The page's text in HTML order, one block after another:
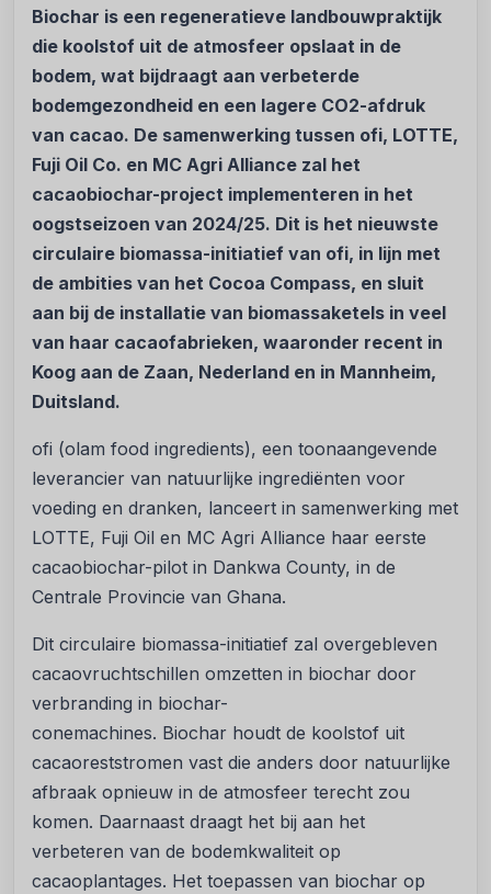
Biochar is een regeneratieve landbouwpraktijk
die koolstof uit de atmosfeer opslaat in de
bodem, wat bijdraagt aan verbeterde
bodemgezondheid en een lagere CO2-afdruk
van cacao. De samenwerking tussen ofi, LOTTE,
Fuji Oil Co. en MC Agri Alliance zal het
cacaobiochar-project implementeren in het
oogstseizoen van 2024/25. Dit is het nieuwste
circulaire biomassa-initiatief van ofi, in lijn met
de ambities van het Cocoa Compass, en sluit
aan bij de installatie van biomassaketels in veel
van haar cacaofabrieken, waaronder recent in
Koog aan de Zaan, Nederland en in Mannheim,
Duitsland.
ofi (olam food ingredients), een toonaangevende
leverancier van natuurlijke ingrediënten voor
voeding en dranken, lanceert in samenwerking met
LOTTE, Fuji Oil en MC Agri Alliance haar eerste
cacaobiochar-pilot in Dankwa County, in de
Centrale Provincie van Ghana.
Dit circulaire biomassa-initiatief zal overgebleven
cacaovruchtschillen omzetten in biochar door
verbranding in biochar-
conemachines. Biochar houdt de koolstof uit
cacaoreststromen vast die anders door natuurlijke
afbraak opnieuw in de atmosfeer terecht zou
komen. Daarnaast draagt het bij aan het
verbeteren van de bodemkwaliteit op
cacaoplantages. Het toepassen van biochar op